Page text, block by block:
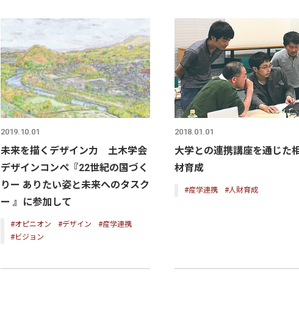
2019.10.01
未来を描くデザイン力 土木学会
デザインコンペ『22世紀の国づく
りー ありたい姿と未来へのタスク
ー 』に参加して
#オピニオン #デザイン
#産学連携
#ビジョン
2018.01.01
大学との連携講座を通じた
材育成
#産学連携 #人財育成